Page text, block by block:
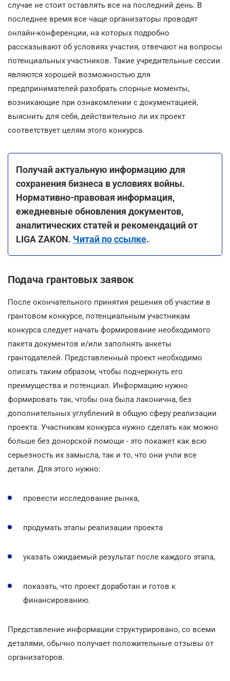
случае не стоит оставлять все на последний день. В
последнее время все чаще организаторы проводят
онлайн-конференции, на которых подробно
рассказывают об условиях участия, отвечают на вопросы
потенциальных участников. Такие учредительные сессии
являются хорошей возможностью для
предпринимателей разобрать спорные моменты,
возникающие при ознакомлении с документацией,
выяснить для себя, действительно ли их проект
соответствует целям этого конкурса.
Получай актуальную информацию для
сохранения бизнеса в условиях войны.
Нормативно-правовая информация,
ежедневные обновления документов,
аналитических статей и рекомендаций от
LIGA ZAKON. Читай по ссылке.
Подача грантовых заявок
После окончательного принятия решения об участии в
грантовом конкурсе, потенциальным участникам
конкурса следует начать формирование необходимого
пакета документов и/или заполнять анкеты
грантодателей. Представленный проект необходимо
описать таким образом, чтобы подчеркнуть его
преимущества и потенциал. Информацию нужно
формировать так, чтобы она была лаконична, без
дополнительных углублений в общую сферу реализации
проекта. Участникам конкурса нужно сделать как можно
больше без донорской помощи - это покажет как всю
серьезность их замысла, так и то, что они учли все
детали. Для этого нужно:
провести исследование рынка,
продумать этапы реализации проекта
указать ожидаемый результат после каждого этапа,
показать, что проект доработан и готов к
финансированию.
Представление информации структурировано, со всеми
деталями, обычно получает положительные отзывы от
организаторов.